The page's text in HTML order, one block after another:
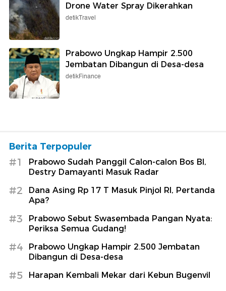
Drone Water Spray Dikerahkan
detikTravel
Prabowo Ungkap Hampir 2.500
Jembatan Dibangun di Desa-desa
detikFinance
Berita Terpopuler
#1
Prabowo Sudah Panggil Calon-calon Bos BI,
Destry Damayanti Masuk Radar
#2
Dana Asing Rp 17 T Masuk Pinjol RI, Pertanda
Apa?
#3
Prabowo Sebut Swasembada Pangan Nyata:
Periksa Semua Gudang!
#4
Prabowo Ungkap Hampir 2.500 Jembatan
Dibangun di Desa-desa
#5 Harapan Kembali Mekar dari Kebun Bugenvil